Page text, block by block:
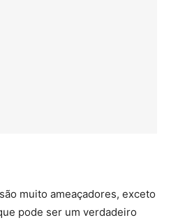
muito ameaçadores, exceto
pode ser um verdadeiro